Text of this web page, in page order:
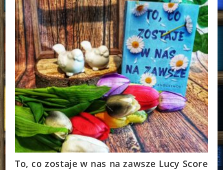
To, co zostaje w nas na zawsze Lucy Score